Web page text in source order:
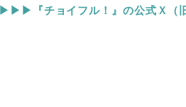
▶▶▶『チョイフル！』の公式Ｘ（